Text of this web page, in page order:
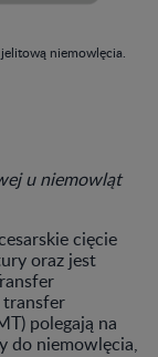
niemowlęcia.
u niemowląt
cięcie
oraz jest
polegają na
do niemowlęcia,